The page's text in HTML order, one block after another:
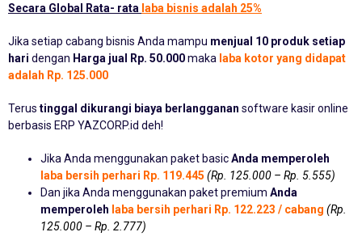
Secara Global Rata- rata laba bisnis adalah 25%
Jika setiap cabang bisnis Anda mampu menjual 10 produk setiap
hari dengan Harga jual Rp. 50.000maka laba kotor yang didapat
adalah Rp. 125.000
Terus tinggal dikurangi biaya berlangganan software kasir online
berbasis ERP YAZCORP.id deh!
Jika Anda menggunakan paket basicAnda memperoleh
laba bersih perhari Rp. 119.445 (Rp. 125.000 – Rp. 5.555)
Dan jika Anda menggunakan paket premium Anda
memperoleh laba bersih perhari Rp. 122.223 / cabang (Rp.
125.000 – Rp. 2.777)